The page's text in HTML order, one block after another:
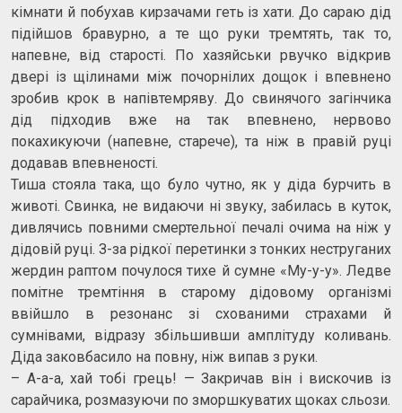
кімнати й побухав кирзачами геть із хати. До сараю дід
підійшов бравурно, а те що руки тремтять, так то,
напевне, від старості. По хазяйськи рвучко відкрив
двері із щілинами між почорнілих дощок і впевнено
зробив крок в напівтемряву. До свинячого загінчика
дід підходив вже на так впевнено, нервово
покахикуючи (напевне, старече), та ніж в правій руці
додавав впевненості.
Тиша стояла така, що було чутно, як у діда бурчить в
животі. Свинка, не видаючи ні звуку, забилась в куток,
дивлячись повними смертельної печалі очима на ніж у
дідовій руці. З-за рідкої перетинки з тонких неструганих
жердин раптом почулося тихе й сумне «Му-у-у». Ледве
помітне тремтіння в старому дідовому організмі
ввійшло в резонанс зі схованими страхами й
сумнівами, відразу збільшивши амплітуду коливань.
Діда заковбасило на повну, ніж випав з руки.
– А-а-а, хай тобі грець! — Закричав він і вискочив із
сарайчика, розмазуючи по зморшкуватих щоках сльози.